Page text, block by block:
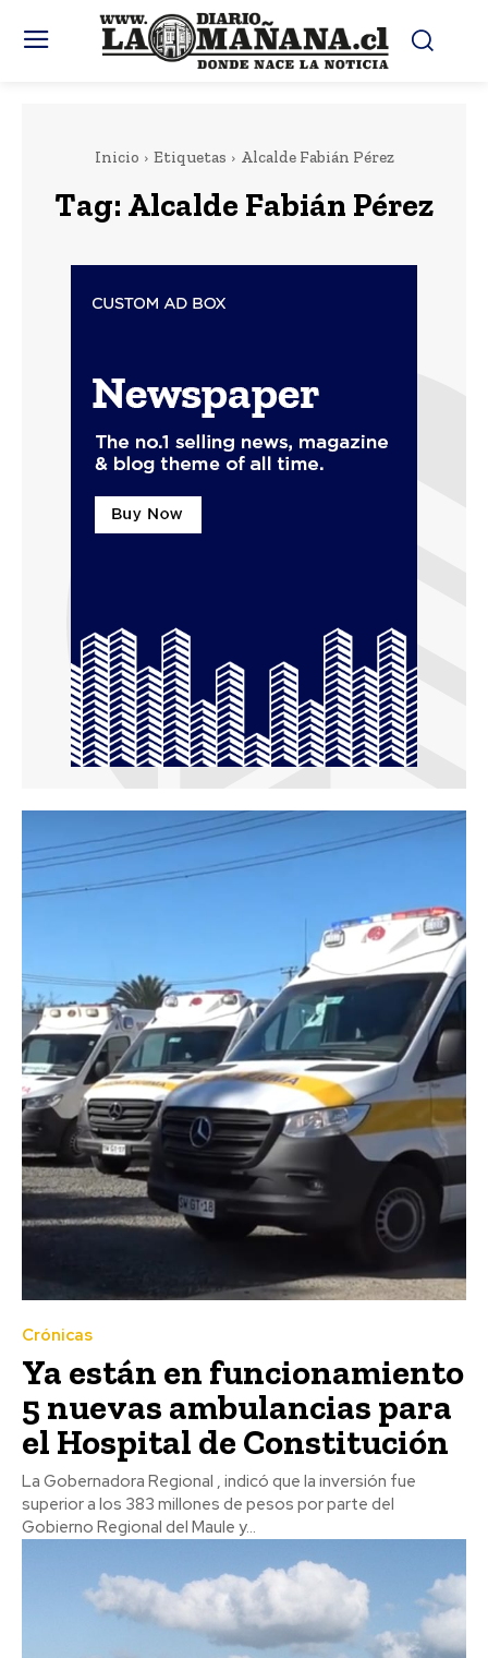
Inicio Etiquetas Alcalde Fabián Pérez
Tag: Alcalde Fabián Pérez
Crónicas
Ya están en funcionamiento
5 nuevas ambulancias para
el Hospital de Constitución
La Gobernadora Regional , indicó que la inversión fue
superior a los 383 millones de pesos por parte del
Gobierno Regional del Maule y...